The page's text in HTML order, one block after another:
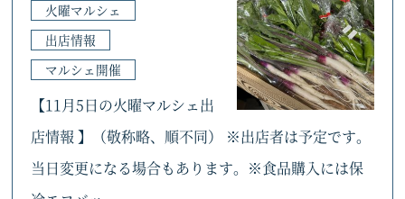
火曜マルシェ
出店情報
マルシェ開催
【11月5日の火曜マルシェ出
店情報 】（敬称略、順不同） ※出店者は予定です。
当日変更になる場合もあります。※食品購入には保